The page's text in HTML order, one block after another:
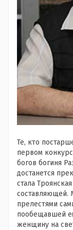
Те, кто
первом
богов богиня
достанется
стала
составляющей.
прелестями
пообещавшей
женщину на